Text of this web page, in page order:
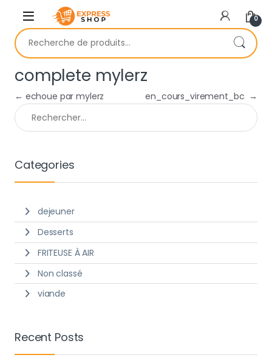
Skip to navigation
Skip to content
0
Recherche pour :
complete mylerz
Navigation de l’article
← echoue par mylerz en_cours_virement_bc →
Rechercher :
Categories
dejeuner
Desserts
FRITEUSE À AIR
Non classé
viande
Recent Posts